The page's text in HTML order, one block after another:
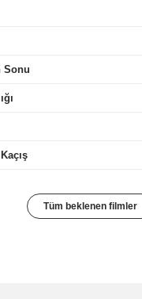
Sonu
Tüm beklenen filmler